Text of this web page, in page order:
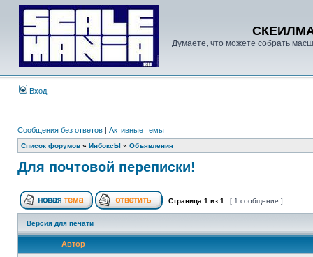
Думаете, что можете собрать
Вход
Сообщения без ответов | Активные темы
Список форумов » ИнбоксЫ » Объявления
Для почтовой переписки!
Страница 1 из 1 [ 1 сообщение ]
Версия для печати
Автор